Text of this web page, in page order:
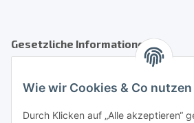
Gesetzliche Informationen
Wie wir Cookies & Co nutzen
Durch Klicken auf „Alle akzeptieren“